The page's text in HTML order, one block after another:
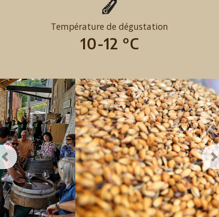
Température de dégustation
10-12 °C
Previous